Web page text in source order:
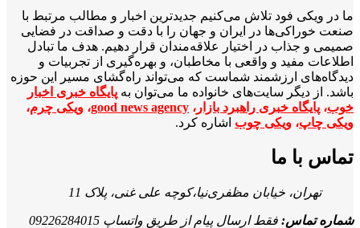
ما در ویکی‌ فود تلاش می‌کنیم جدیدترین اخبار و مطالب مرتبط با
صنعت خوراکی‌ها در ایران و جهان را با دقت و صداقت در فضایی
صمیمی و جذاب در اختیار علاقه‌مندان قرار دهیم. هدف ما تبادل
اطلاعات مفید و واقعی با مخاطبان، و بهره‌گیری از تجربیات و
دیدگاه‌های ارزشمند شماست که می‌تواند راه‌گشای مسیر این حوزه
باشد. از دیگر سایت‌های خانواده ما می‌توان به پایگاه خبری اخبار
خوب، پایگاه خبری راهبرد بازار ، good news agency، ویکی چرم،
ویکی چاپ، ویکی چوب اشاره کرد.
تماس با ما
تهران، خیابان مظفری‌نیا،کوچه علی غنی، پلاک 11
شماره تماس: فقط ارسال پیام از طریق واتساپ 09226284015